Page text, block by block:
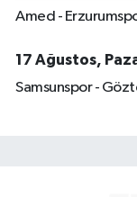
Amed -
17 Ağustos,
Samsunspor -